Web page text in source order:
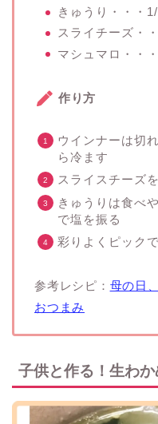
きゅうり・・・
スライチーズ・
マシュマロ・・
作り方
ウインナーは切
ら冷ます
スライスチーズ
きゅうりは食べ
で塩を振る
彩りよくピック
参考レシピ： 母の日
おつまみ
子供と作る！生わ